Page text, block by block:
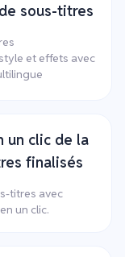
sous-titres
et effets avec
un clic de la
finalisés
titres avec
un clic.